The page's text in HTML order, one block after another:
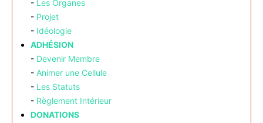
- Les Organes
- Projet
- Idéologie
ADHÉSION
- Devenir Membre
- Animer une Cellule
- Les Statuts
- Règlement Intérieur
DONATIONS